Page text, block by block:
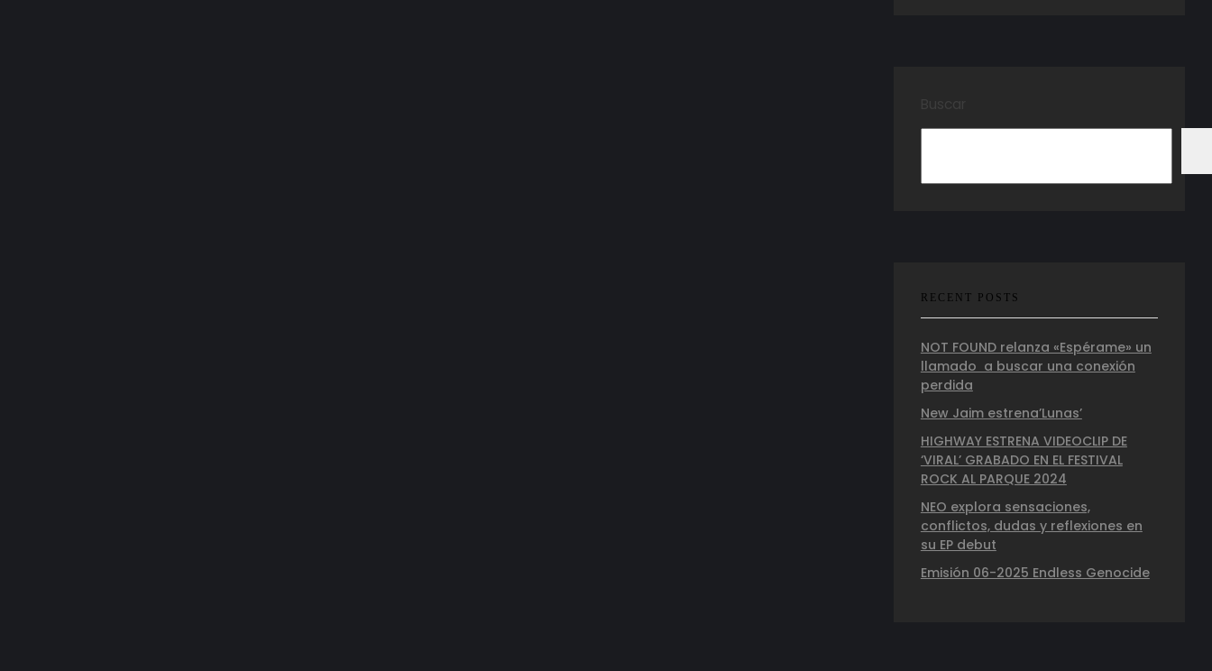
RECENT POSTS
NOT FOUND relanza «Espérame» un
llamado a buscar una conexión
perdida
New Jaim estrena’Lunas’
HIGHWAY ESTRENA VIDEOCLIP DE
‘VIRAL’ GRABADO EN EL FESTIVAL
ROCK AL PARQUE 2024
NEO explora sensaciones,
conflictos, dudas y reflexiones en
su EP debut
Emisión 06-2025 Endless Genocide